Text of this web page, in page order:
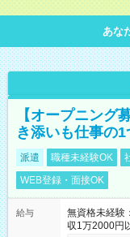
あな
【オープニング
き添いも仕事の1
派遣 職種未経験OK
WEB登録・面接OK
給与
無資格未経
収1万2000円